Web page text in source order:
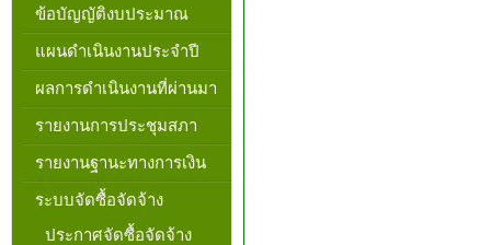
ข้อบัญญัติงบประมาณ
แผนดำเนินงานประจำปี
ผลการดำเนินงานที่ผ่านมา
รายงานการประชุมสภา
รายงานฐานะทางการเงิน
ระบบจัดซื้อจัดจ้าง
ประกาศจัดซื้อจัดจ้าง